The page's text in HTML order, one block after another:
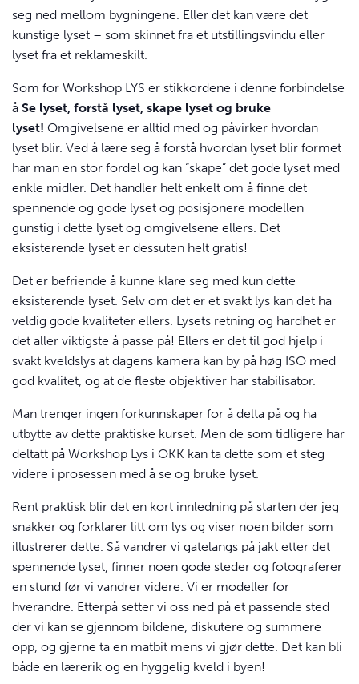
seg ned mellom bygningene. Eller det kan være det
kunstige lyset – som skinnet fra et utstillingsvindu eller
lyset fra et reklameskilt.
Som for Workshop LYS er stikkordene i denne forbindelse
å Se lyset, forstå lyset, skape lyset og bruke
lyset! Omgivelsene er alltid med og påvirker hvordan
lyset blir. Ved å lære seg å forstå hvordan lyset blir formet
har man en stor fordel og kan “skape” det gode lyset med
enkle midler. Det handler helt enkelt om å finne det
spennende og gode lyset og posisjonere modellen
gunstig i dette lyset og omgivelsene ellers. Det
eksisterende lyset er dessuten helt gratis!
Det er befriende å kunne klare seg med kun dette
eksisterende lyset. Selv om det er et svakt lys kan det ha
veldig gode kvaliteter ellers. Lysets retning og hardhet er
det aller viktigste å passe på! Ellers er det til god hjelp i
svakt kveldslys at dagens kamera kan by på høg ISO med
god kvalitet, og at de fleste objektiver har stabilisator.
Man trenger ingen forkunnskaper for å delta på og ha
utbytte av dette praktiske kurset. Men de som tidligere har
deltatt på Workshop Lys i OKK kan ta dette som et steg
videre i prosessen med å se og bruke lyset.
Rent praktisk blir det en kort innledning på starten der jeg
snakker og forklarer litt om lys og viser noen bilder som
illustrerer dette. Så vandrer vi gatelangs på jakt etter det
spennende lyset, finner noen gode steder og fotograferer
en stund før vi vandrer videre. Vi er modeller for
hverandre. Etterpå setter vi oss ned på et passende sted
der vi kan se gjennom bildene, diskutere og summere
opp, og gjerne ta en matbit mens vi gjør dette. Det kan bli
både en lærerik og en hyggelig kveld i byen!